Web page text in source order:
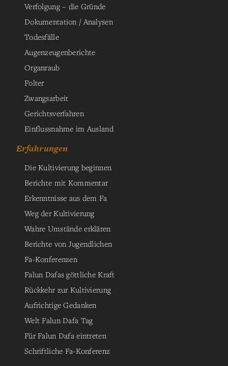
Verfolgung – die Gründe
Dokumentation / Analysen
Todesfälle
Augenzeugenberichte
Organraub
Folter
Zwangsarbeit
Gerichtsverfahren
Einflussnahme im Ausland
Erfahrungen
Die Kultivierung beginnen
Berichte mit Kommentar
Erkenntnisse aus dem Fa
Weg der Kultivierung
Wahre Umstände erklären
Berichte von Jugendlichen
Fa-Konferenzen
Falun Dafas göttliche Kraft
Rückkehr zur Kultivierung
Aufrichtige Gedanken
Welt Falun Dafa Tag
Für Falun Dafa eintreten
Schriftliche Fa-Konferenz